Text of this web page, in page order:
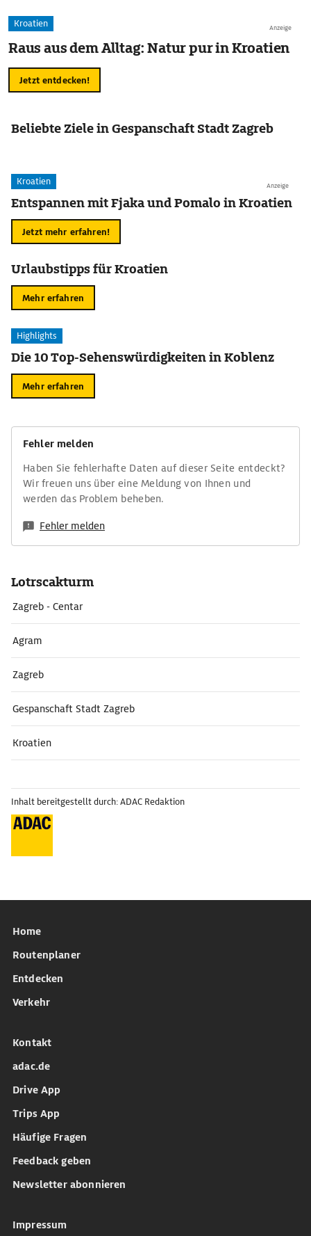
Anzeige
Kroatien
Raus aus dem Alltag: Natur pur in Kroatien
Jetzt entdecken!
Beliebte Ziele in Gespanschaft Stadt Zagreb
Anzeige
Kroatien
Entspannen mit Fjaka und Pomalo in Kroatien
Jetzt mehr erfahren!
Urlaubstipps für Kroatien
Mehr erfahren
Highlights
Die 10 Top-Sehenswürdigkeiten in Koblenz
Mehr erfahren
Fehler melden
Haben Sie fehlerhafte Daten auf dieser Seite entdeckt?
Wir freuen uns über eine Meldung von Ihnen und
werden das Problem beheben.
Fehler melden
Lotrscakturm
Zagreb - Centar
Agram
Zagreb
Gespanschaft Stadt Zagreb
Kroatien
Inhalt bereitgestellt durch: ADAC Redaktion
Home
Routenplaner
Entdecken
Verkehr
Kontakt
adac.de
Drive App
Trips App
Häufige Fragen
Feedback geben
Newsletter abonnieren
Impressum